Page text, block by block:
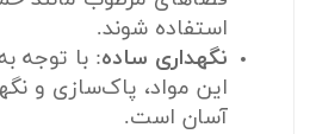
استفاده شوند.
نگهداری ساده: با توجه
این مواد، پاک‌سازی و
آسان است.